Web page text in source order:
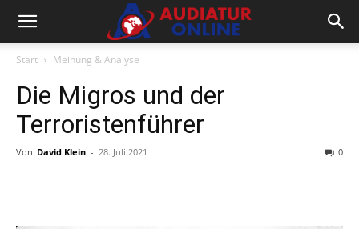
Start Meinung & Analyse
Die Migros und der
Terroristenführer
Von David Klein - 28. Juli 2021 0